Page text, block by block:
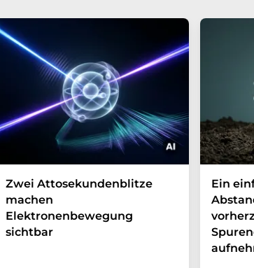
Zwei Attosekundenblitze
machen
Elektronenbewegung
sichtbar
Ein